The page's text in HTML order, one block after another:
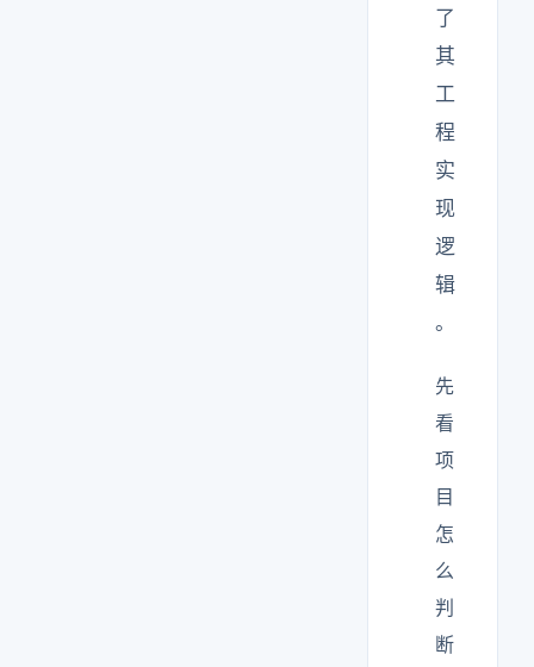
了
其
工
程
实
现
逻
辑
。
先
看
项
目
怎
么
判
断